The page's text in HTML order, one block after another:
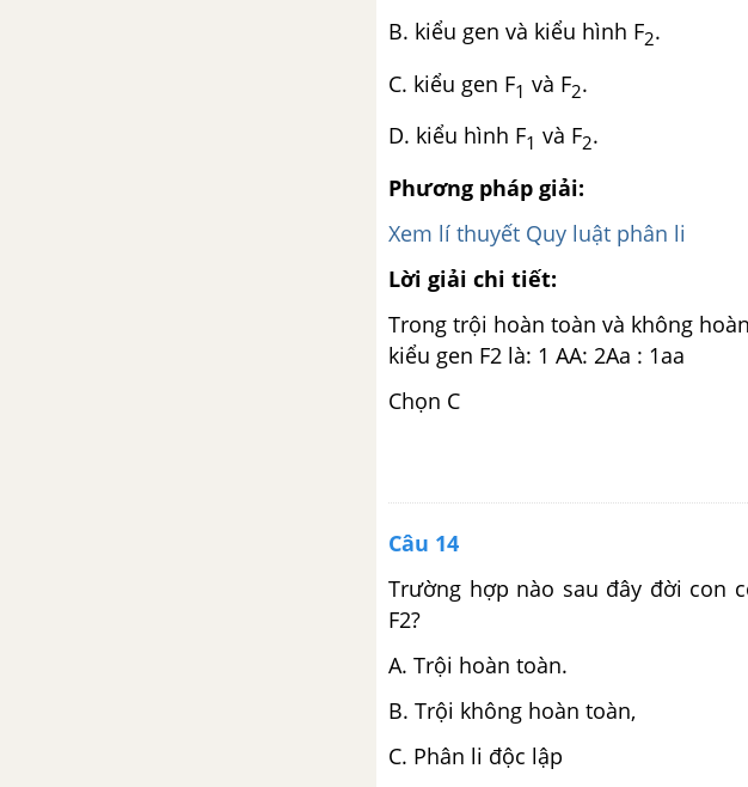
B. kiểu gen và kiểu hình F2.
C. kiểu gen F1 và F2.
D. kiểu hình F1 và F2.
Phương pháp giải:
Xem lí thuyết Quy luật phân li
Lời giải chi tiết:
Trong trội hoàn toàn và không
kiểu gen F2 là: 1 AA: 2Aa : 1aa
Chọn C
Câu 14
Trường hợp nào sau đây đời con
F2?
A. Trội hoàn toàn.
B. Trội không hoàn toàn,
C. Phân li độc lập